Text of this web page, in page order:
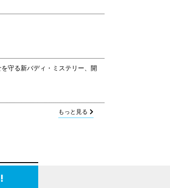
守る新バディ・ミステリー、開
もっと見る